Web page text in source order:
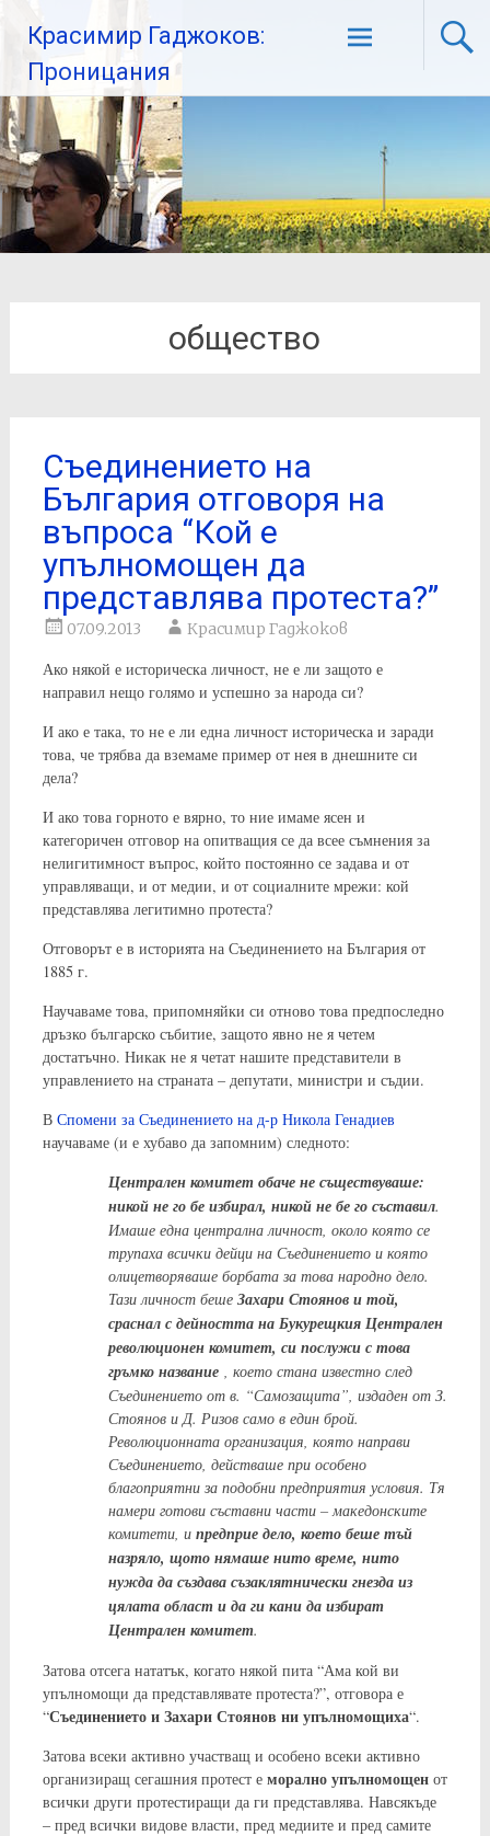
Красимир Гаджоков:
Проницания
общество
Съединението на
България отговоря на
въпроса “Кой е
упълномощен да
представлява протеста?”
07.09.2013 Красимир Гаджоков
Ако някой е историческа личност, не е ли защото е
направил нещо голямо и успешно за народа си?
И ако е така, то не е ли една личност историческа и заради
това, че трябва да вземаме пример от нея в днешните си
дела?
И ако това горното е вярно, то ние имаме ясен и
категоричен отговор на опитващия се да всее съмнения за
нелигитимност въпрос, който постоянно се задава и от
управляващи, и от медии, и от социалните мрежи: кой
представлява легитимно протеста?
Отговорът е в историята на Съединението на България от
1885 г.
Научаваме това, припомняйки си отново това предпоследно
дръзко българско събитие, защото явно не я четем
достатъчно. Никак не я четат нашите представители в
управлението на страната – депутати, министри и съдии.
В Спомени за Съединението на д-р Никола Генадиев
научаваме (и е хубаво да запомним) следното:
Централен комитет обаче не съществуваше:
никой не го бе избирал, никой не бе го съставил.
Имаше една централна личност, около която се
трупаха всички дейци на Съединението и която
олицетворяваше борбата за това народно дело.
Тази личност беше Захари Стоянов и той,
сраснал с дейността на Букурещкия Централен
революционен комитет, си послужи с това
гръмко название, което стана известно след
Съединението от в. “Самозащита”, издаден от З.
Стоянов и Д. Ризов само в един брой.
Революционната организация, която направи
Съединението, действаше при особено
благоприятни за подобни предприятия условия. Тя
намери готови съставни части – македонските
комитети, и предприе дело, което беше тъй
назряло, щото нямаше нито време, нито
нужда да създава съзаклятнически гнезда из
цялата област и да ги кани да избират
Централен комитет.
Затова отсега нататък, когато някой пита “Ама кой ви
упълномощи да представлявате протеста?”, отговора е
“Съединението и Захари Стоянов ни упълномощиха“.
Затова всеки активно участващ и особено всеки активно
организиращ сегашния протест е морално упълномощенот
всички други протестиращи да ги представлява. Навсякъде
– пред всички видове власти, пред медиите и пред самите